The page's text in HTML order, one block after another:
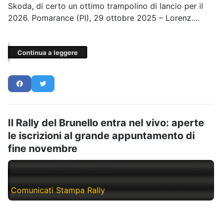
Skoda, di certo un ottimo trampolino di lancio per il
2026. Pomarance (PI), 29 ottobre 2025 – Lorenz....
Continua a leggere
Il Rally del Brunello entra nel vivo: aperte
le iscrizioni al grande appuntamento di
fine novembre
Mercoledì, 29 Ottobre 2025
Comunicati Stampa Rally